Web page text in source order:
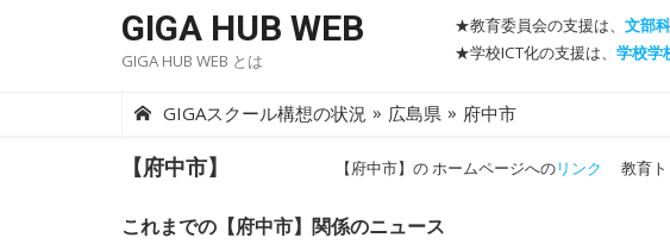
GIGA HUB WEB
GIGA HUB WEB とは
★教育委員会の支援は、 文部
★学校ICT化の支援は、 学校学
GIGAスクール構想の状況 » 広島県 » 府中市
【府中市】 【府中市】の ホームページへのリンク 教育ト
これまでの【府中市】関係のニュース